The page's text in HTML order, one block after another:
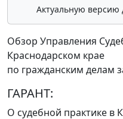
Актуальную версию
Обзор Управления
Краснодарском крае
по гражданским делам
ГАРАНТ:
О судебной практике в